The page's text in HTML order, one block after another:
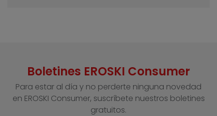
Boletines EROSKI Consumer
Para estar al día y no perderte ninguna novedad
en EROSKI Consumer, suscríbete nuestros boletines
gratuitos.